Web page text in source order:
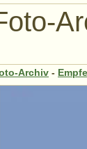
Archiv -